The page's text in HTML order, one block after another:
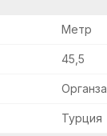
Метр
45,5
Органза
Турция